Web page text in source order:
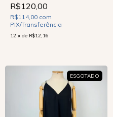
R$120,00
R$114,00 com
PIX/Transferência
12 x de R$12,16
ESGOTADO